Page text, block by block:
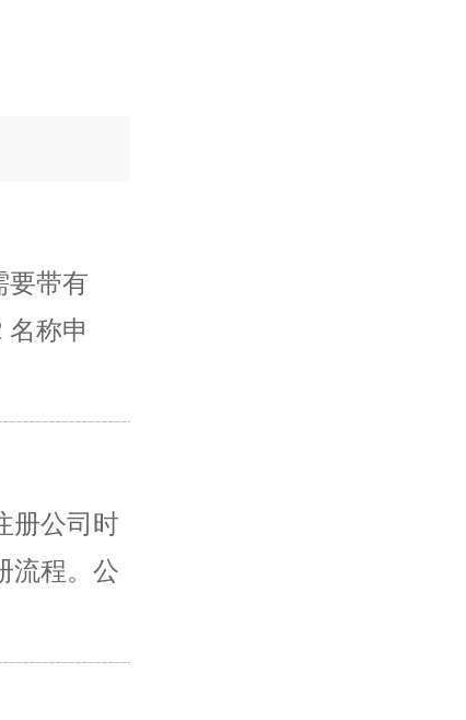
要带有
名称申
册公司时
流程。公